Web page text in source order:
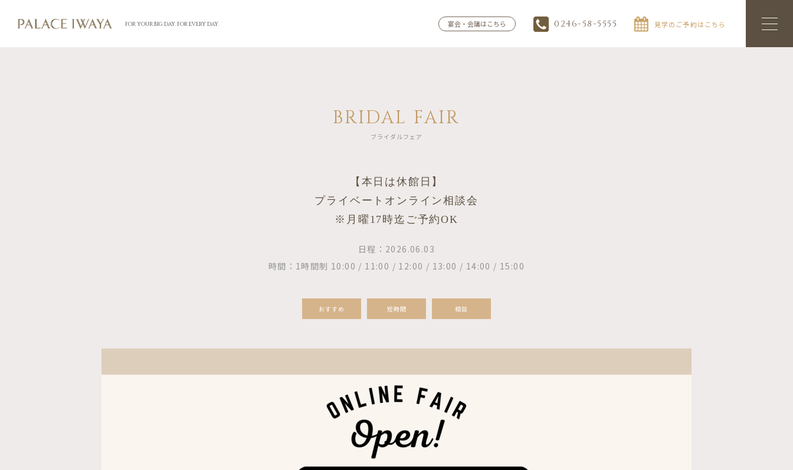
FOR YOUR BIG DAY. FOR EVERY DAY. 宴会・会議はこちら 0246-58-5555 見学のご予約はこちら
BRIDAL FAIR
ブライダルフェア
【本日は休館日】
プライベートオンライン相談会
※月曜17時迄ご予約OK
日程：2026.06.03
時間：1時間制 10:00 / 11:00 / 12:00 / 13:00 / 14:00 / 15:00
おすすめ 短時間 相談